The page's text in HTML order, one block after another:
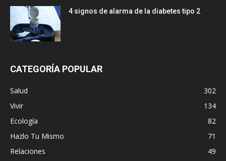
4 signos de alarma de la diabetes tipo 2
CATEGORÍA POPULAR
Salud
302
Vivir
134
Ecología
82
Hazlo Tu Mismo
71
Relaciones
49